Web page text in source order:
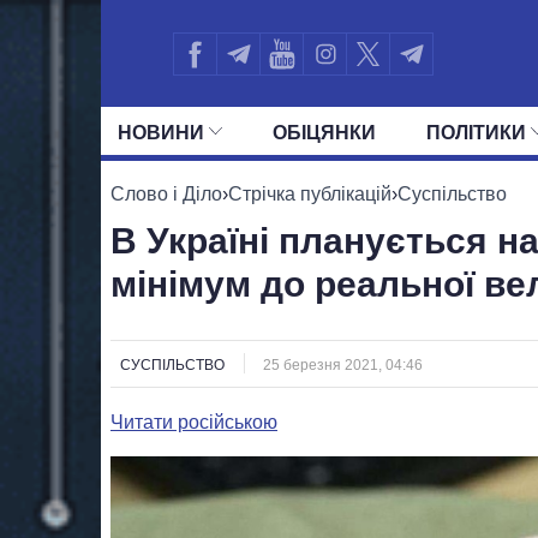
НОВИНИ ОБIЦЯНКИ ПОЛIТИКИ
УСІ ПОЛІТИКИ ПРЕЗИДЕНТ І ОФІС
Слово і Діло›Стрічка публікацій›Суспільство
В Україні планується
мінімум до реальної
СУСПІЛЬСТВО 25 березня 2021, 04:46
Читати російською